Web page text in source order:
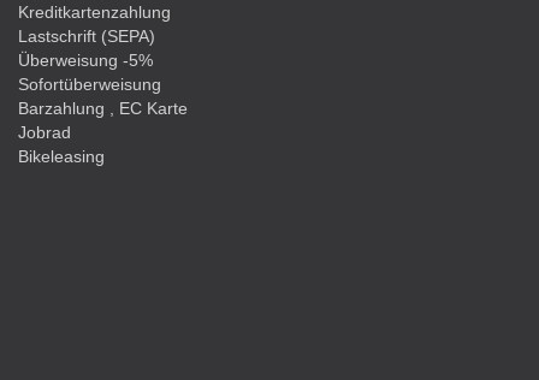
Kreditkartenzahlung
Lastschrift (SEPA)
Überweisung -5%
Sofortüberweisung
Barzahlung , EC Karte
Jobrad
Bikeleasing